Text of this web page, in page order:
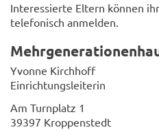
Interessierte Eltern können
telefonisch anmelden.
Yvonne Kirchhoff
Einrichtungsleiterin
Am Turnplatz 1
39397 Kroppenstedt